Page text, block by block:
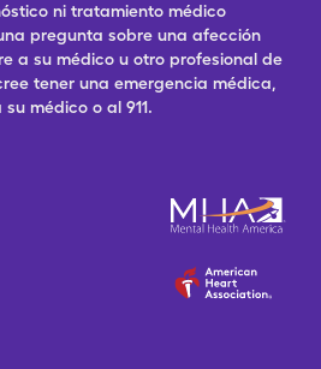
ni tratamiento médico
pregunta sobre una afección
a su médico u otro profesional de
tener una emergencia médica,
médico o al 911.